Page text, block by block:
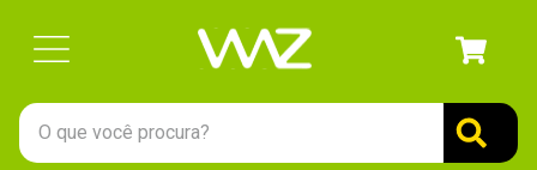
O que você procura?